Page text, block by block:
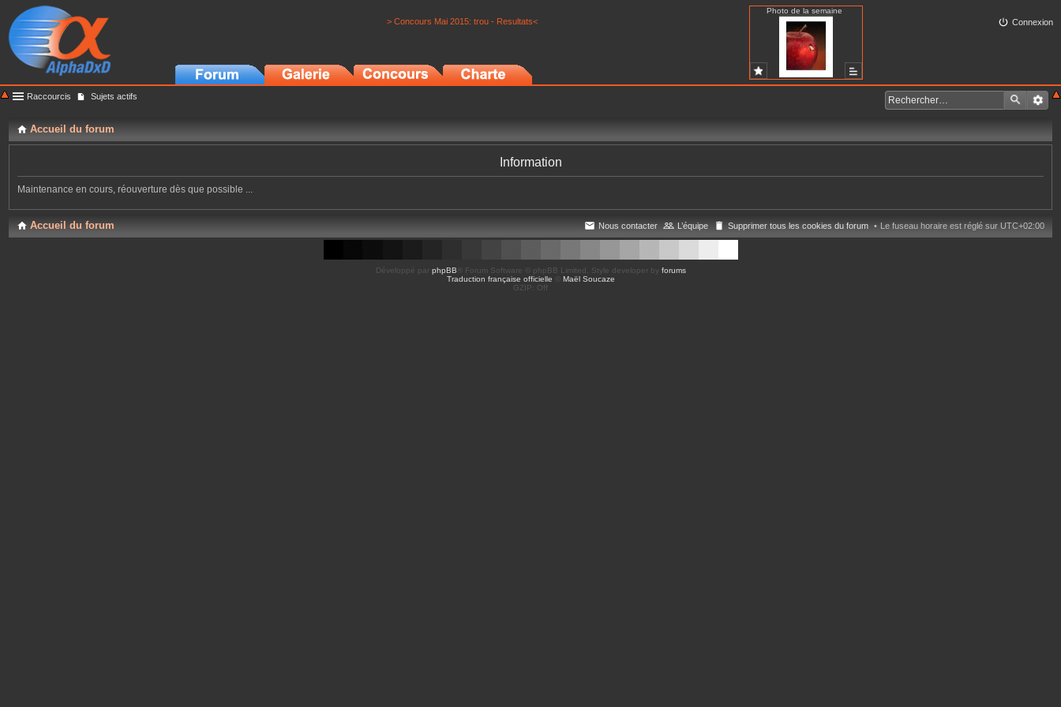
> Concours Mai 2015: trou - Resultats<
Photo de la semaine
Connexion
Raccourcis Sujets actifs
Accueil du forum
Information
Maintenance en cours, réouverture dès que possible ...
Accueil du forum Le fuseau horaire est réglé sur UTC+02:00
Supprimer tous les cookies du forum
L’équipe
Nous contacter
Développé par phpBB ® Forum Software © phpBB Limited , Style developer by forums
Traduction française officielle
Maël Soucaze
GZIP: Off